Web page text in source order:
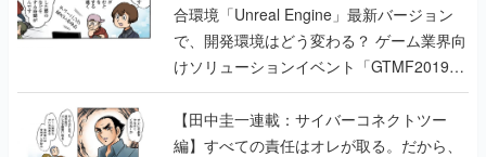
合環境「Unreal Engine」最新バージョン
で、開発環境はどう変わる？ ゲーム業界向
けソリューションイベント「GTMF2019」
に行って、より理解を深めよう【PR】
【田中圭一連載：サイバーコネクトツー
編】すべての責任はオレが取る。だから、